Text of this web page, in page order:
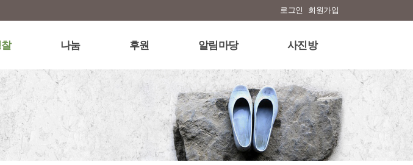
로그인 회원가입
나눔 후원 알림마당 사진방